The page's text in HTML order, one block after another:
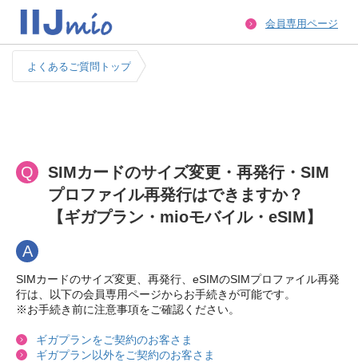
会員専用ページ
よくあるご質問トップ
Q
SIMカードのサイズ変更・再発行・SIM
プロファイル再発行はできますか？
【ギガプラン・mioモバイル・eSIM】
A
SIMカードのサイズ変更、再発行、eSIMのSIMプロファイル再発
行は、以下の会員専用ページからお手続きが可能です。
※お手続き前に注意事項をご確認ください。
ギガプランをご契約のお客さま
ギガプラン以外をご契約のお客さま